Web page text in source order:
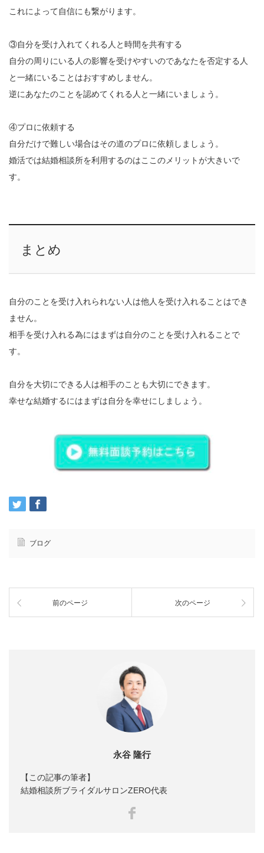
これによって自信にも繋がります。
③自分を受け入れてくれる人と時間を共有する
自分の周りにいる人の影響を受けやすいのであなたを否定する人
と一緒にいることはおすすめしません。
逆にあなたのことを認めてくれる人と一緒にいましょう。
④プロに依頼する
自分だけで難しい場合はその道のプロに依頼しましょう。
婚活では結婚相談所を利用するのはここのメリットが大きいで
す。
まとめ
自分のことを受け入れられない人は他人を受け入れることはでき
ません。
相手を受け入れる為にはまずは自分のことを受け入れることで
す。
自分を大切にできる人は相手のことも大切にできます。
幸せな結婚するにはまずは自分を幸せにしましょう。
ブログ
前のページ 次のページ
永谷 隆行
【この記事の筆者】
結婚相談所ブライダルサロンZERO代表